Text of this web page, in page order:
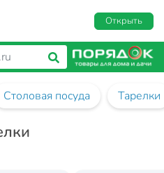
Открыть
Столовая посуда Тарелки